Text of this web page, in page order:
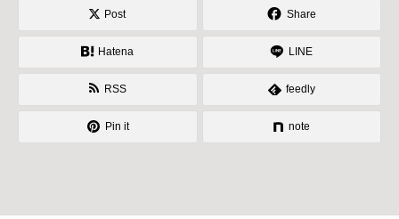
Post Share
Hatena LINE
RSS feedly
Pin it note